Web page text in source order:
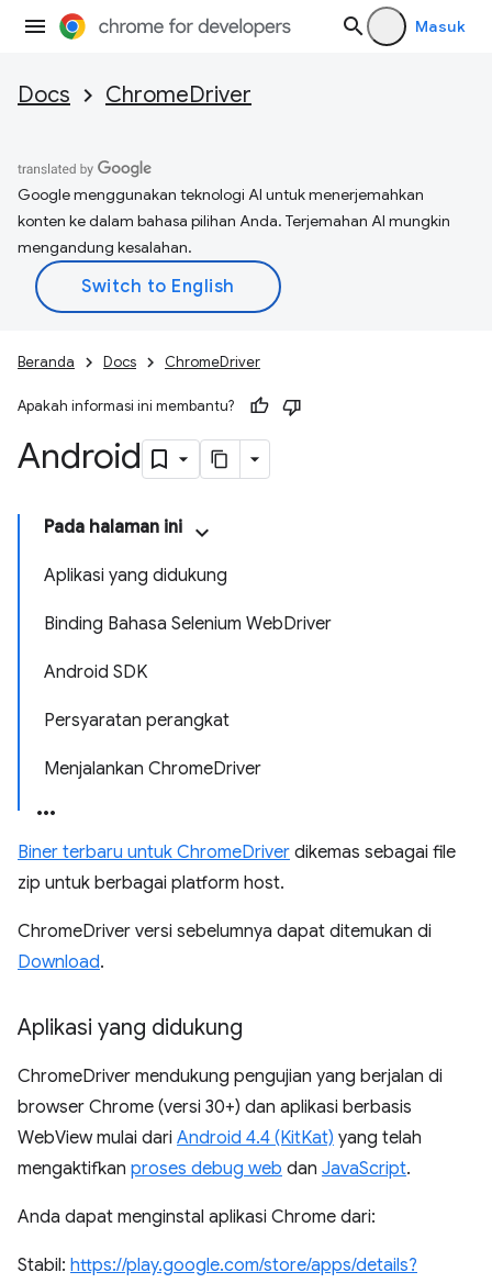
Masuk
Docs ChromeDriver
Google menggunakan teknologi AI untuk menerjemahkan
konten ke dalam bahasa pilihan Anda. Terjemahan AI mungkin
mengandung kesalahan.
Beranda Docs ChromeDriver
Apakah informasi ini membantu?
Android
Pada halaman ini
Aplikasi yang didukung
Binding Bahasa Selenium WebDriver
Android SDK
Persyaratan perangkat
Menjalankan ChromeDriver
Biner terbaru untuk ChromeDriver dikemas sebagai file
zip untuk berbagai platform host.
ChromeDriver versi sebelumnya dapat ditemukan di
Download.
Aplikasi yang didukung
ChromeDriver mendukung pengujian yang berjalan di
browser Chrome (versi 30+) dan aplikasi berbasis
WebView mulai dari Android 4.4 (KitKat) yang telah
mengaktifkan proses debug web dan JavaScript.
Anda dapat menginstal aplikasi Chrome dari:
Stabil: https://play.google.com/store/apps/details?